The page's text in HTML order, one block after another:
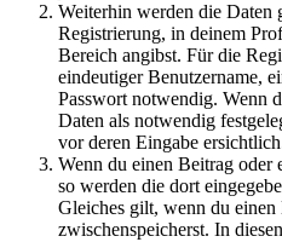
Weiterhin werden die Daten
Registrierung, in deinem
Bereich angibst. Für die
eindeutiger Benutzername,
Passwort notwendig. Wenn
Daten als notwendig
vor deren Eingabe
Wenn du einen Beitrag oder
so werden die dort
Gleiches gilt, wenn du
zwischenspeicherst. In